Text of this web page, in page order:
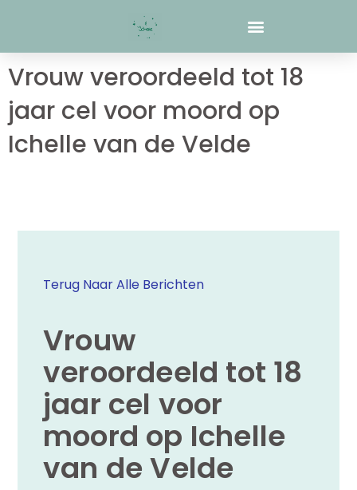
inhoud
Vrouw veroordeeld tot 18
jaar cel voor moord op
Ichelle van de Velde
Terug Naar Alle Berichten
Vrouw
veroordeeld tot 18
jaar cel voor
moord op Ichelle
van de Velde